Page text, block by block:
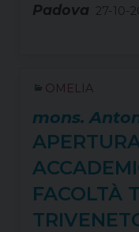
Padova 27-10-
OMELIA
mons.
FACOLTÀ